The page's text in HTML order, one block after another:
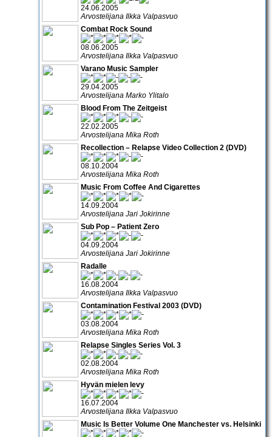
24.06.2005
Arvostelijana Ilkka Valpasvuo
Combat Rock Sound
08.06.2005
Arvostelijana Ilkka Valpasvuo
Varano Music Sampler
29.04.2005
Arvostelijana Marko Ylitalo
Blood From The Zeitgeist
22.02.2005
Arvostelijana Mika Roth
Recollection – Relapse Video Collection 2 (DVD)
08.10.2004
Arvostelijana Mika Roth
Music From Coffee And Cigarettes
14.09.2004
Arvostelijana Jari Jokirinne
Sub Pop – Patient Zero
04.09.2004
Arvostelijana Jari Jokirinne
Radalle
16.08.2004
Arvostelijana Ilkka Valpasvuo
Contamination Festival 2003 (DVD)
03.08.2004
Arvostelijana Mika Roth
Relapse Singles Series Vol. 3
02.08.2004
Arvostelijana Mika Roth
Hyvän mielen levy
16.07.2004
Arvostelijana Ilkka Valpasvuo
Music Is Better Volume One Manchester vs. Helsinki